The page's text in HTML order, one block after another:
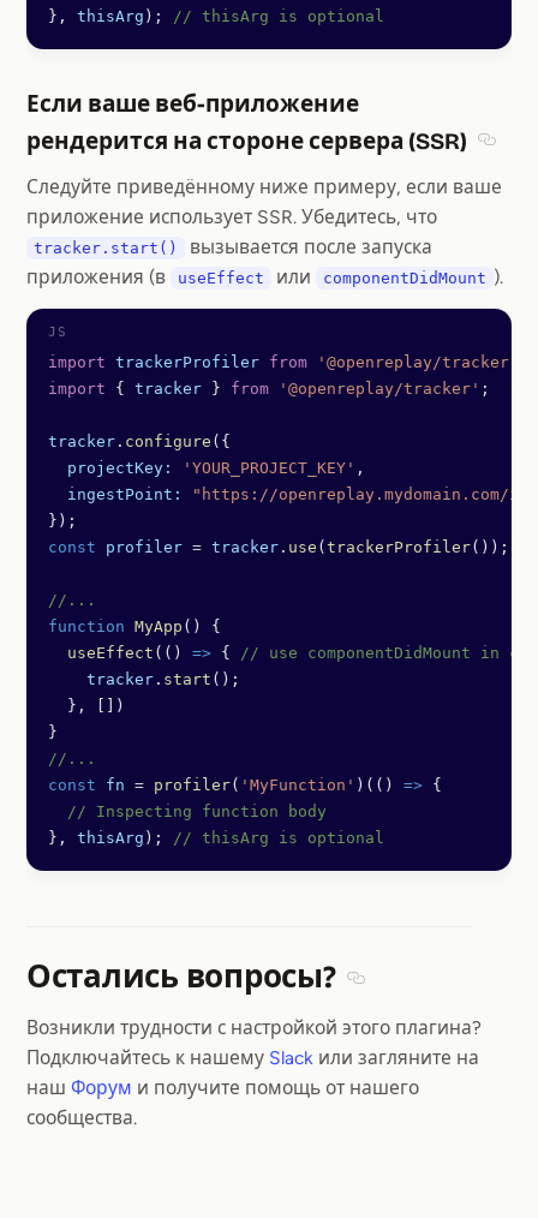
}, thisArg ); // thisArg is optional
Если ваше веб-приложение
рендерится на стороне сервера (SSR)
Следуйте приведённому ниже примеру, если ваше
приложение использует SSR. Убедитесь, что
tracker.start()
вызывается после запуска
приложения (в
useEffect или componentDidMount ).
import trackerProfiler from '@openreplay/
import { tracker } from '@openreplay/tracker' ;
tracker . configure ({
  projectKey:
'YOUR_PROJECT_KEY' ,
  ingestPoint:
"https://openreplay.mydomain.com/
});
const profiler = tracker . use ( trackerProfiler());
//...
function MyApp () {
  useEffect
(() => { // use componentDidMount in
    tracker
. start ();
  }, [])
}
//...
const fn = profiler( 'MyFunction' )(() => {
  // Inspecting function body
}, thisArg ); // thisArg is optional
Остались вопросы?
Возникли трудности с настройкой этого плагина?
Подключайтесь к нашему Slack или загляните на
наш Форум и получите помощь от нашего
сообщества.